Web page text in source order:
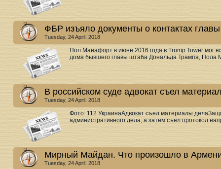
ФБР изъяло документы о контактах
Tuesday, 24 April. 2018
Пол Манафорт в июне 2016 года в Trump Tower мог
дома бывшего главы штаба Дональда Трампа, Пола
В российском суде адвокат съел
Tuesday, 24 April. 2018
Фото: 112 УкраинаАдвокат съел материалы
административного дела, а затем съел протокол
Мирный Майдан. Что произошло в
Tuesday, 24 April. 2018